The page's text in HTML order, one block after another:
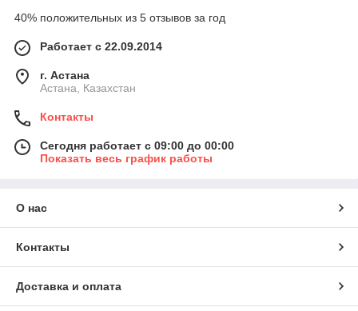
40% положительных из 5 отзывов за год
Работает с 22.09.2014
г. Астана
Астана, Казахстан
Контакты
Сегодня работает с 09:00 до 00:00
Показать весь график работы
О нас
Контакты
Доставка и оплата